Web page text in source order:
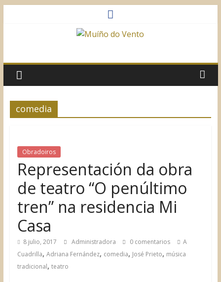
do
Vento
comedia
Obradoiros
Representación da obra
de teatro “O penúltimo
tren” na residencia Mi
Casa
8 julio, 2017 Administradora 0 comentarios
A
Cuadrilla, Adriana Fernández, comedia, José Prieto, música
tradicional, teatro